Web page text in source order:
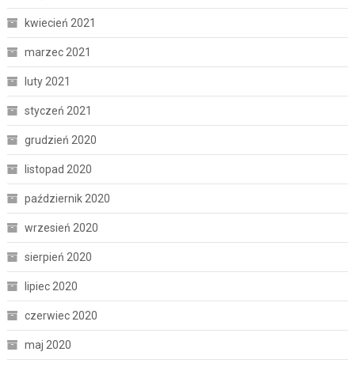
kwiecień 2021
marzec 2021
luty 2021
styczeń 2021
grudzień 2020
listopad 2020
październik 2020
wrzesień 2020
sierpień 2020
lipiec 2020
czerwiec 2020
maj 2020